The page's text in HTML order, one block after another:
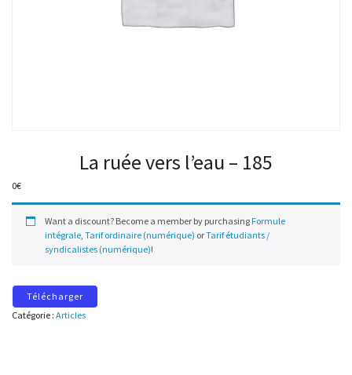
La ruée vers l’eau – 185
0€
Want a discount? Become a member by purchasing Formule
intégrale, Tarif ordinaire (numérique) orTarif étudiants /
syndicalistes (numérique)!
Télécharger
Catégorie : Articles